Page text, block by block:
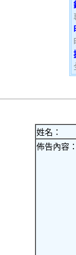
姓名：
佈告內容：